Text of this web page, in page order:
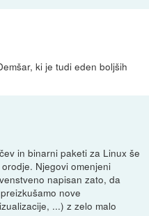
ki je tudi eden boljših
in binarni paketi za Linux še
Njegovi omenjeni
napisan zato, da
nove
...) z zelo malo